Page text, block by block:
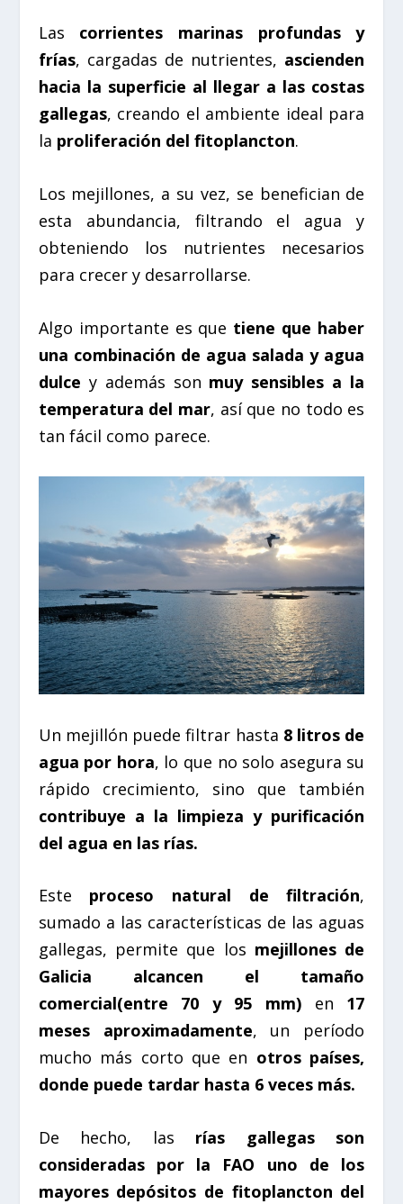
Las corrientes marinas profundas y
frías, cargadas de nutrientes, ascienden
hacia la superficie al llegar a las costas
gallegas, creando el ambiente ideal para
la proliferación del fitoplancton.
Los mejillones, a su vez, se benefician de
esta abundancia, filtrando el agua y
obteniendo los nutrientes necesarios
para crecer y desarrollarse.
Algo importante es que tiene que haber
una combinación de agua salada y agua
dulce y además son muy sensibles a la
temperatura del mar, así que no todo es
tan fácil como parece.
Un mejillón puede filtrar hasta 8 litros de
agua por hora, lo que no solo asegura su
rápido crecimiento, sino que también
contribuye a la limpieza y purificación
del agua en las rías.
Este proceso natural de filtración,
sumado a las características de las aguas
gallegas, permite que los mejillones de
Galicia alcancen el tamaño
comercial(entre 70 y 95 mm) en 17
meses aproximadamente, un período
mucho más corto que en otros países,
donde puede tardar hasta 6 veces más.
De hecho, las rías gallegas son
consideradas por la FAO uno de los
mayores depósitos de fitoplancton del